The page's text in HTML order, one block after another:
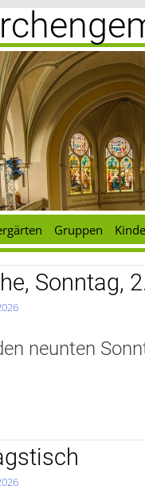
Gruppen
Sonntag,
neunten